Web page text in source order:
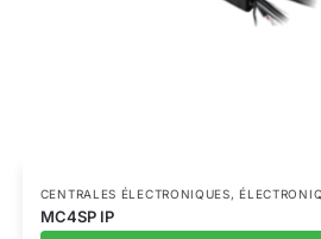
CENTRALES ÉLECTRONIQUES,
MC4SP IP